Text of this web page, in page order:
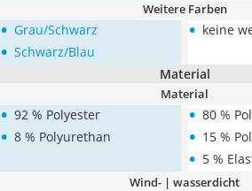
Weitere Farben
• Grau/Schwarz
• Schwarz/Blau
• keine
Material
Material
• 92 % Polyester
• 8 % Polyurethan
• 80 %
• 15 %
• 5 %
Wind- | wasserdicht